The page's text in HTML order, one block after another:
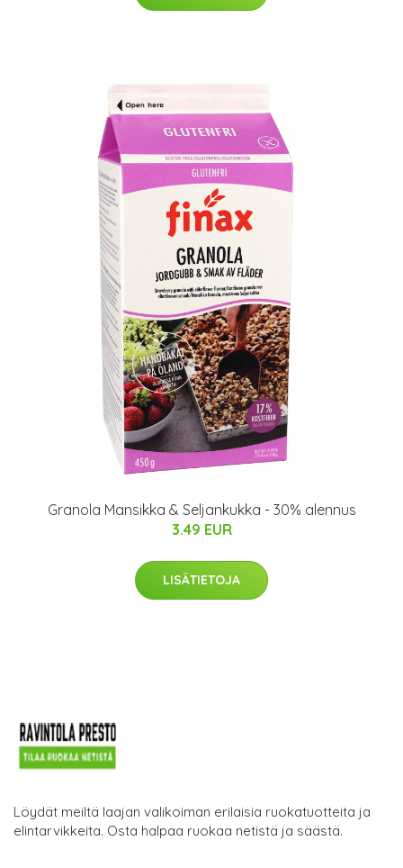
Granola Mansikka & Seljankukka - 30% alennus
3.49 EUR
LISÄTIETOJA
Löydät meiltä laajan valikoiman erilaisia ruokatuotteita ja
elintarvikkeita. Osta halpaa ruokaa netistä ja säästä.